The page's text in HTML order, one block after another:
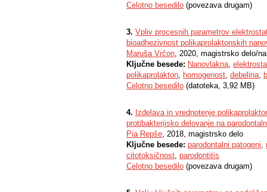
Celotno besedilo (povezava drugam)
3. Vpliv procesnih parametrov
bioadhezivnost polikaprolaktonskih
Maruša Vrčon, 2020, magistrsko delo/
Ključne besede: Nanovlakna,
polikaprolakton, homogenost, debelina,
Celotno besedilo (datoteka, 3,92 MB)
4. Izdelava in vrednotenje
protibakterijsko delovanje na
Pia Repše, 2018, magistrsko delo
Ključne besede: parodontalni patogeni,
citotoksičnost, parodontitis
Celotno besedilo (povezava drugam)